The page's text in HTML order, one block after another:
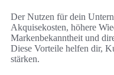
Der Nutzen für dein
Akquisekosten, höhere
Markenbekanntheit und
Diese Vorteile helfen dir,
stärken.